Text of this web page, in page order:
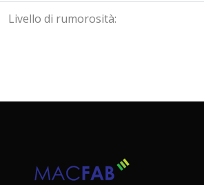
Livello di rumorosità: